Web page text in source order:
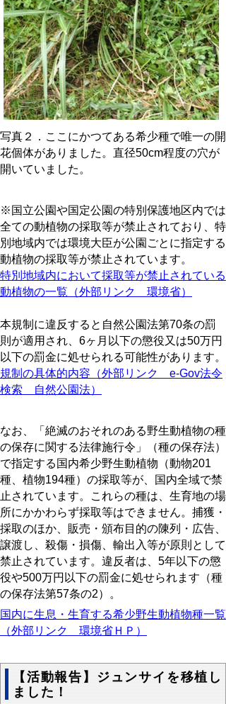
写真２．ここにかつてある希少種で唯一の開
花個体がありました。直径50cm程度の穴が
開いていました。
※国立公園や国定公園の特別保護地区内では
全ての動植物の採取等が禁止されており、特
別地域内では環境大臣が公園ごとに指定する
動植物の採取等が禁止されています。
特別地域内において採取等が禁止されている
動植物の一覧（外部リンク 環境省）
本規制に違反すると自然公園法第70条の罰
則が適用され、6ヶ月以下の懲役又は50万円
以下の罰金に処せられる可能性があります。
規制の具体的内容（外部リンク e-Gov法令
検索 自然公園法）
なお、「絶滅のおそれのある野生動植物の種
の保存に関する法律施行令」（種の保存法）
で指定する国内希少野生動植物（動物201
種、植物194種）の採取等が、国内全域で禁
止されています。これらの種は、生育地の場
所にかかわらず採取等はできません。捕獲・
採取のほか、販売・頒布目的の陳列・広告、
譲渡し、殺傷・損傷、輸出入等が原則として
禁止されています。違反者は、5年以下の懲
役や500万円以下の罰金に処せられます（種
の保存法第57条の2）。
国内に生息・生育する希少野生動植物種一覧
（外部リンク 環境省ＨＰ）
【活動報告】ジュンサイを移植し
ました！